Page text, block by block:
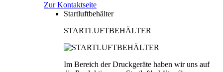
Zur Kontaktseite
Startluftbehälter
STARTLUFTBEHÄLTER
Im Bereich der Druckgeräte haben wir uns auf